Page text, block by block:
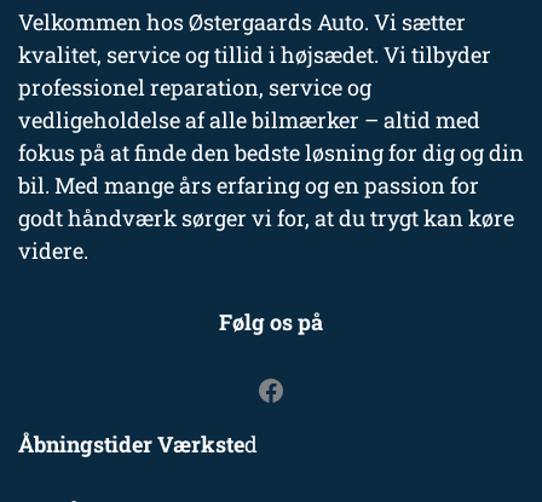
Velkommen hos Østergaards Auto. Vi sætter
kvalitet, service og tillid i højsædet. Vi tilbyder
professionel reparation, service og
vedligeholdelse af alle bilmærker – altid med
fokus på at finde den bedste løsning for dig og din
bil. Med mange års erfaring og en passion for
godt håndværk sørger vi for, at du trygt kan køre
videre.
Følg os på
Åbningstider Værksted